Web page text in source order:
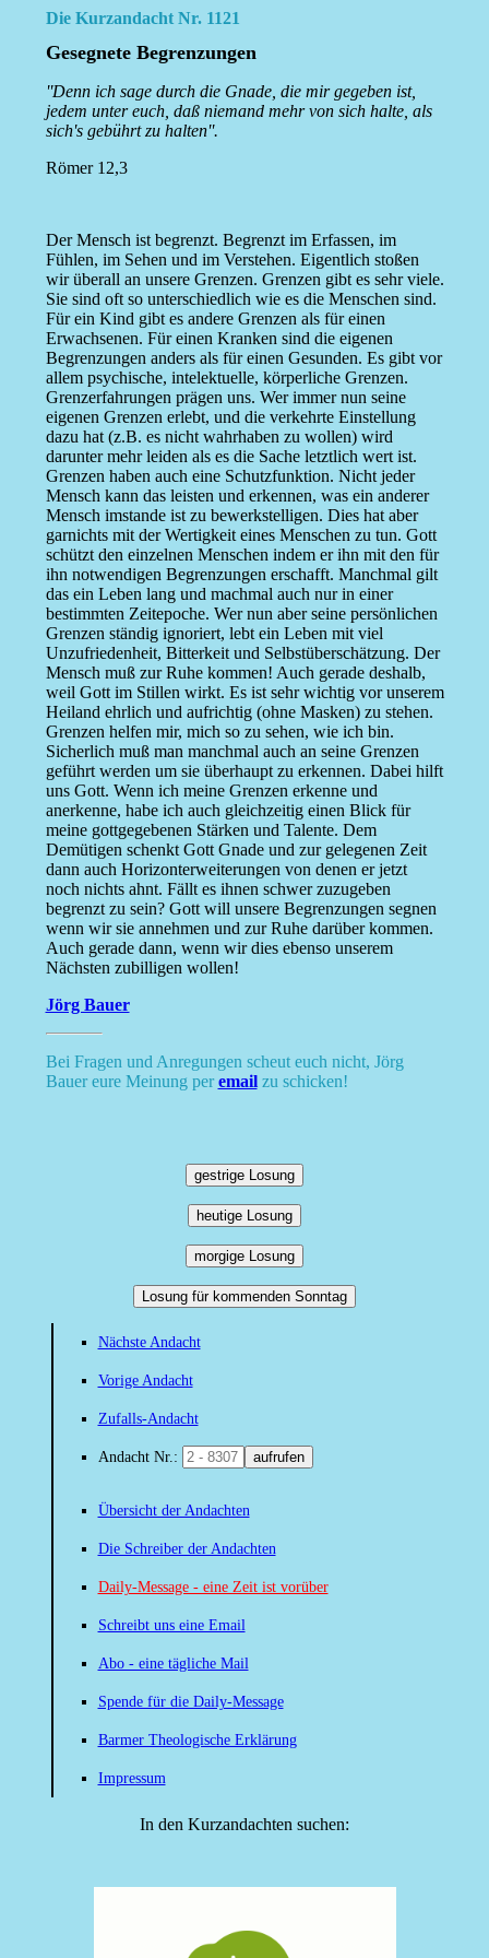
Die Kurzandacht Nr. 1121
Gesegnete Begrenzungen
''Denn ich sage durch die Gnade, die mir gegeben ist,
jedem unter euch, daß niemand mehr von sich halte, als
sich's gebührt zu halten''.
Römer 12,3
Der Mensch ist begrenzt. Begrenzt im Erfassen, im
Fühlen, im Sehen und im Verstehen. Eigentlich stoßen
wir überall an unsere Grenzen. Grenzen gibt es sehr viele.
Sie sind oft so unterschiedlich wie es die Menschen sind.
Für ein Kind gibt es andere Grenzen als für einen
Erwachsenen. Für einen Kranken sind die eigenen
Begrenzungen anders als für einen Gesunden. Es gibt vor
allem psychische, intelektuelle, körperliche Grenzen.
Grenzerfahrungen prägen uns. Wer immer nun seine
eigenen Grenzen erlebt, und die verkehrte Einstellung
dazu hat (z.B. es nicht wahrhaben zu wollen) wird
darunter mehr leiden als es die Sache letztlich wert ist.
Grenzen haben auch eine Schutzfunktion. Nicht jeder
Mensch kann das leisten und erkennen, was ein anderer
Mensch imstande ist zu bewerkstelligen. Dies hat aber
garnichts mit der Wertigkeit eines Menschen zu tun. Gott
schützt den einzelnen Menschen indem er ihn mit den für
ihn notwendigen Begrenzungen erschafft. Manchmal gilt
das ein Leben lang und machmal auch nur in einer
bestimmten Zeitepoche. Wer nun aber seine persönlichen
Grenzen ständig ignoriert, lebt ein Leben mit viel
Unzufriedenheit, Bitterkeit und Selbstüberschätzung. Der
Mensch muß zur Ruhe kommen! Auch gerade deshalb,
weil Gott im Stillen wirkt. Es ist sehr wichtig vor unserem
Heiland ehrlich und aufrichtig (ohne Masken) zu stehen.
Grenzen helfen mir, mich so zu sehen, wie ich bin.
Sicherlich muß man manchmal auch an seine Grenzen
geführt werden um sie überhaupt zu erkennen. Dabei hilft
uns Gott. Wenn ich meine Grenzen erkenne und
anerkenne, habe ich auch gleichzeitig einen Blick für
meine gottgegebenen Stärken und Talente. Dem
Demütigen schenkt Gott Gnade und zur gelegenen Zeit
dann auch Horizonterweiterungen von denen er jetzt
noch nichts ahnt. Fällt es ihnen schwer zuzugeben
begrenzt zu sein? Gott will unsere Begrenzungen segnen
wenn wir sie annehmen und zur Ruhe darüber kommen.
Auch gerade dann, wenn wir dies ebenso unserem
Nächsten zubilligen wollen!
Jörg Bauer
Bei Fragen und Anregungen scheut euch nicht, Jörg
Bauer eure Meinung peremailzu schicken!
gestrige Losung
heutige Losung
morgige Losung
Losung für kommenden Sonntag
Nächste Andacht
Vorige Andacht
Zufalls-Andacht
Andacht Nr.: aufrufen
Übersicht der Andachten
Die Schreiber der Andachten
Daily-Message - eine Zeit ist vorüber
Schreibt uns eine Email
Abo - eine tägliche Mail
Spende für die Daily-Message
Barmer Theologische Erklärung
Impressum
In den Kurzandachten suchen: